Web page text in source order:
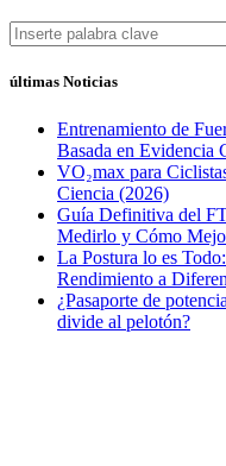
últimas Noticias
Entrenamiento de
Basada en Evidencia
VO₂max para
Ciencia (2026)
Guía Definitiva del
Medirlo y Cómo
La Postura lo es
Rendimiento a
¿Pasaporte de
divide al pelotón?